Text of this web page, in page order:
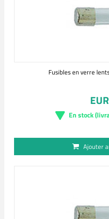
Fusibles en verre
En stock
Ajouter